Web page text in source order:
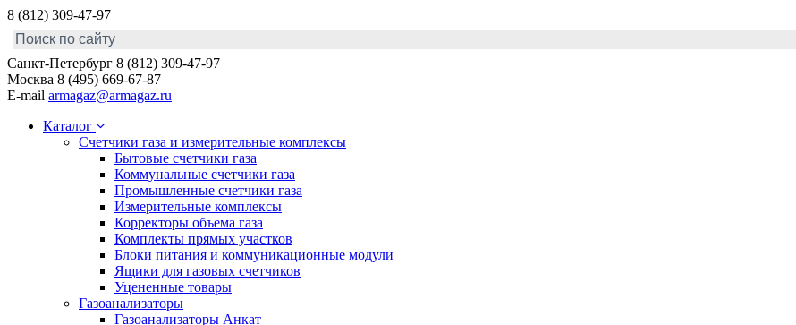
8 (812) 309-47-97
Санкт-Петербург 8 (812) 309-47-97
Москва 8 (495) 669-67-87
E-mail armagaz@armagaz.ru
Каталог
Счетчики газа и измерительные комплексы
Бытовые счетчики газа
Коммунальные счетчики газа
Промышленные счетчики газа
Измерительные комплексы
Корректоры объема газа
Комплекты прямых участков
Блоки питания и коммуникационные модули
Ящики для газовых счетчиков
Уцененные товары
Газоанализаторы
Газоанализаторы Анкат